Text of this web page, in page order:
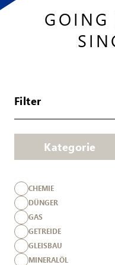
GOING
Filter
Kategorie
CHEMIE
DÜNGER
GAS
GETREIDE
GLEISBAU
MINERALÖL